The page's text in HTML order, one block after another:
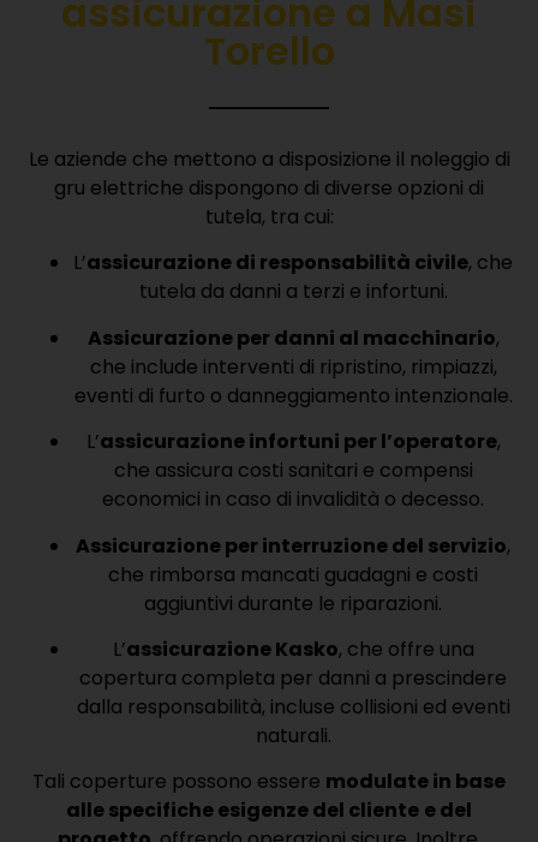
assicurazione a Masi
Torello
Le aziende che mettono a disposizione il noleggio di
gru elettriche dispongono di diverse opzioni di
tutela, tra cui:
L’assicurazione di responsabilità civile, che
tutela da danni a terzi e infortuni.
Assicurazione per danni al macchinario,
che include interventi di ripristino, rimpiazzi,
eventi di furto o danneggiamento intenzionale.
L’assicurazione infortuni per l’operatore,
che assicura costi sanitari e compensi
economici in caso di invalidità o decesso.
Assicurazione per interruzione del servizio,
che rimborsa mancati guadagni e costi
aggiuntivi durante le riparazioni.
L’assicurazione Kasko, che offre una
copertura completa per danni a prescindere
dalla responsabilità, incluse collisioni ed eventi
naturali.
Tali coperture possono essere modulate in base
alle specifiche esigenze del cliente e del